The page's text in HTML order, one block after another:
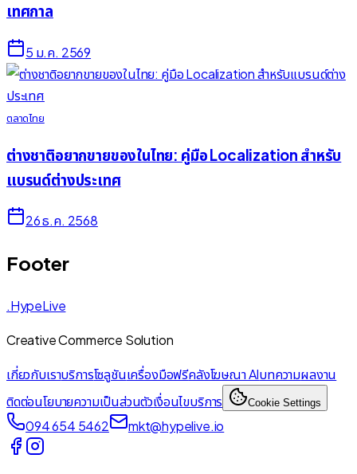
เทศกาล
5 ม.ค. 2569
ตลาดไทย
ต่างชาติอยากขายของในไทย: คู่มือ Localization สำหรับ
แบรนด์ต่างประเทศ
26 ธ.ค. 2568
Footer
.HypeLive
Creative Commerce Solution
เกี่ยวกับเราบริการโซลูชันเครื่องมือฟรีคลังโฆษณา AIบทความผลงาน
ติดต่อนโยบายความเป็นส่วนตัวเงื่อนไขบริการ Cookie Settings
094 654 5462 mkt@hypelive.io